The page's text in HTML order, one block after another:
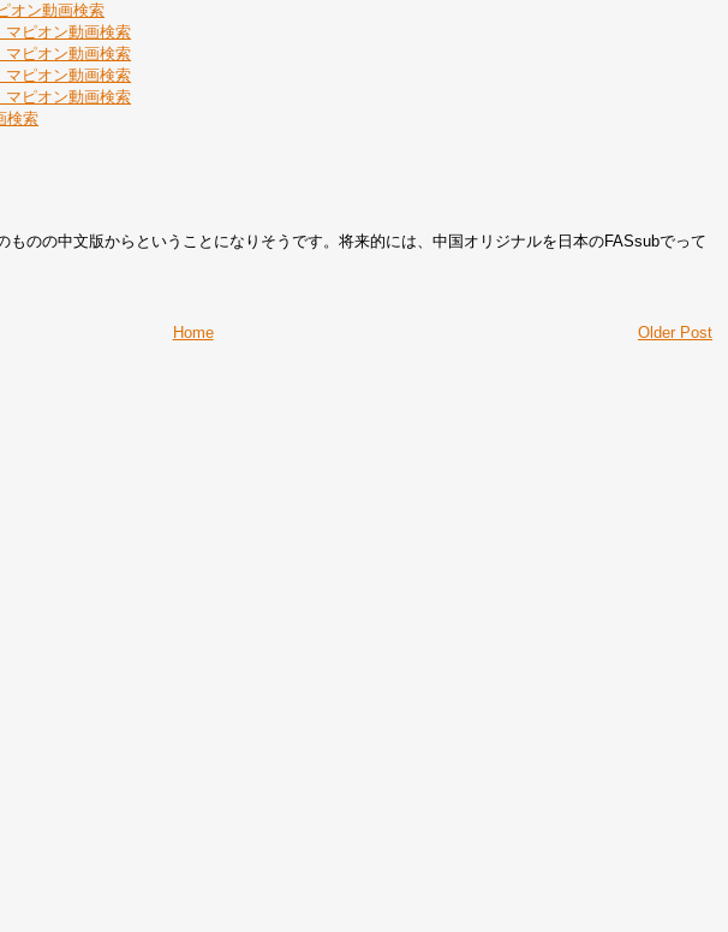
オン動画検索
マピオン動画検索
マピオン動画検索
マピオン動画検索
マピオン動画検索
検索
ものの中文版からということになりそうです。将来的には、中国オリジナルを日本のFASsubでって
Older Post
Home